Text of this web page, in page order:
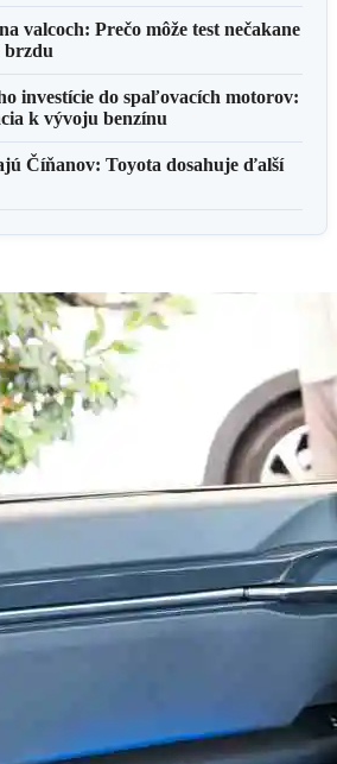
valcoch: Prečo môže test nečakane
brzdu
investície do spaľovacích motorov:
k vývoju benzínu
Číňanov: Toyota dosahuje ďalší